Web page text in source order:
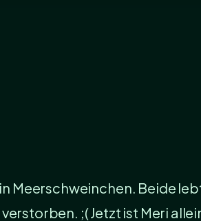
Meerschweinchen. Beide
;( Jetzt ist Meri